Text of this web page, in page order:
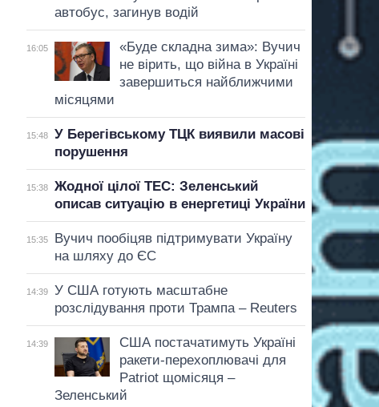
автобус, загинув водій
16:05
«Буде складна зима»: Вучич
не вірить, що війна в Україні
завершиться найближчими
місяцями
15:48
У Берегівському ТЦК виявили масові
порушення
15:38
Жодної цілої ТЕС: Зеленський
описав ситуацію в енергетиці України
15:35
Вучич пообіцяв підтримувати Україну
на шляху до ЄС
14:39
У США готують масштабне
розслідування проти Трампа – Reuters
14:39
США постачатимуть Україні
ракети-перехоплювачі для
Patriot щомісяця –
Зеленський